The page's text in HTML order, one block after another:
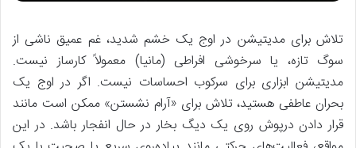
تلاش برای مدیتیشن در اوج یک خشم شدید، غم عمیق ناشی از
سوگ تازه، یا سرخوشی افراطی (مانیا) معمولاً کارساز نیست.
مدیتیشن ابزاری برای سرکوب احساسات نیست. اگر در اوج یک
بحران عاطفی هستید، تلاش برای «آرام نشستن» ممکن است مانند
قرار دادن درپوش روی یک دیگ بخار در حال انفجار باشد. در این